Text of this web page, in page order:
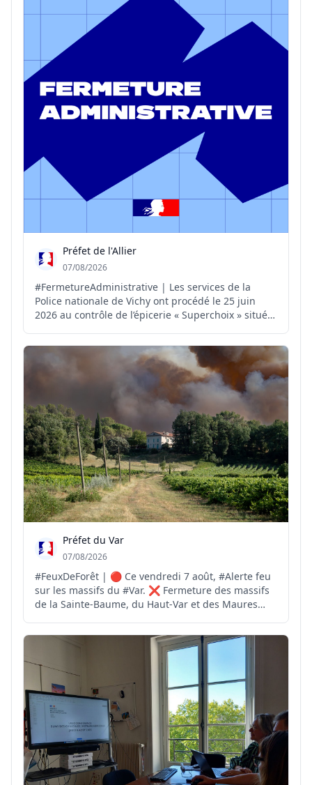
Préfet de l'Allier
07/08/2026
#FermetureAdministrative | Les services de la
Police nationale de Vichy ont procédé le 25 juin
2026 au contrôle de l’épicerie « Superchoix » située
les policiers ont constaté: ▪️ des cigarettes de type «
puffs » interdites à la vente ; ▪️ du ta...
Préfet du Var
07/08/2026
#FeuxDeForêt | 🔴 Ce vendredi 7 août, #Alerte feu
sur les massifs du #Var. ❌ Fermeture des massifs
de la Sainte-Baume, du Haut-Var et des Maures
des massifs des Monts Toulonnais, de la Corniche
des Maures, du Centre-Var et des îles d'Hyères